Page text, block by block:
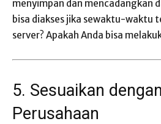
menyimpan dan mencadangkan
bisa diakses jika sewaktu-waktu
server? Apakah Anda bisa
5. Sesuaikan
Perusahaan